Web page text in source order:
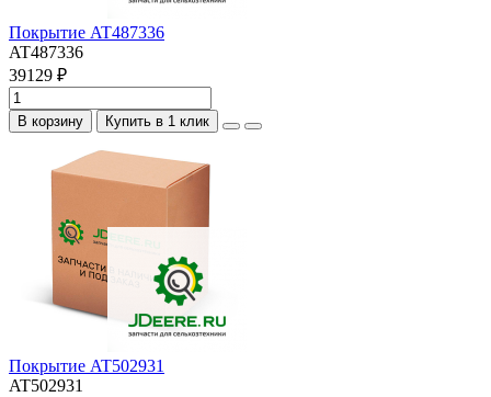
Покрытие AT487336
AT487336
39129 ₽
В корзину Купить в 1 клик
Покрытие AT502931
AT502931